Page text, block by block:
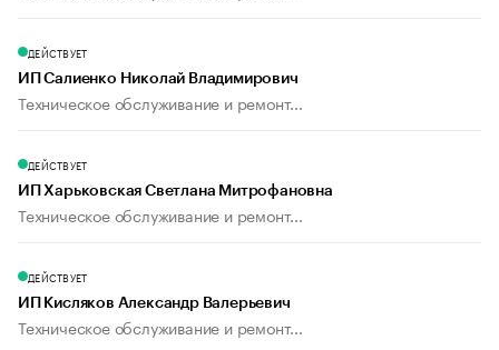
ДЕЙСТВУЕТ
ИП Салиенко Николай Владимирович
Техническое обслуживание и ремонт...
ДЕЙСТВУЕТ
ИП Харьковская Светлана Митрофановна
Техническое обслуживание и ремонт...
ДЕЙСТВУЕТ
ИП Кисляков Александр Валерьевич
Техническое обслуживание и ремонт...